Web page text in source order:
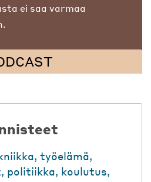
ei saa varmaa
, työelämä,
, politiikka, koulutus,